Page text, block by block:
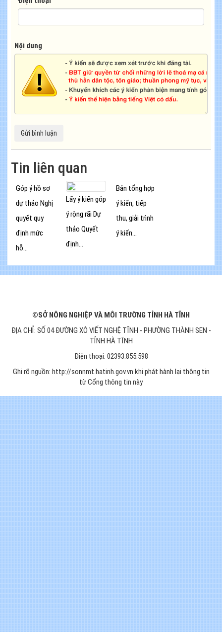
Nội dung
Tin liên quan
Góp ý hồ sơ
dự thảo Nghị
quyết quy
định mức
hỗ...
Lấy ý kiến góp
ý rộng rãi Dự
thảo Quyết
định...
Bản tổng hợp
ý kiến, tiếp
thu, giải trình
ý kiến...
©SỞ NÔNG NGHIỆP VÀ MÔI TRƯỜNG TỈNH HÀ TĨNH
ĐỊA CHỈ: SỐ 04 ĐƯỜNG XÔ VIẾT NGHỆ TĨNH - PHƯỜNG THÀNH SEN -
TỈNH HÀ TĨNH
Điện thoại: 02393.855.598
Ghi rõ nguồn: http://sonnmt.hatinh.gov.vn khi phát hành lại thông tin
từ Cổng thông tin này